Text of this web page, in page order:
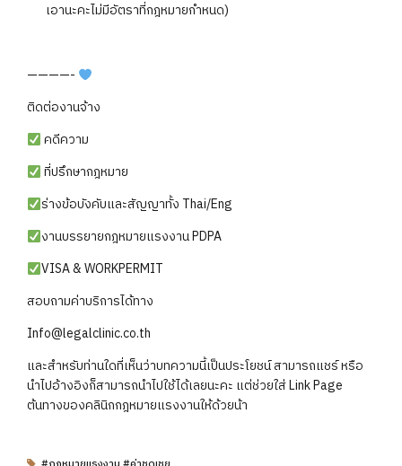
เอานะคะไม่มีอัตราที่กฎหมายกำหนด)​
————-
ติดต่องานจ้าง
คดีความ
ที่ปรึกษากฎหมาย
ร่างข้อบังคับและสัญญาทั้ง Thai/Eng
งานบรรยายกฎหมายแรงงาน PDPA
VISA & WORKPERMIT
สอบถามค่าบริการได้ทาง
Info@legalclinic.co.th
และสำหรับท่านใดที่เห็นว่าบทความนี้เป็นประโยชน์ สามารถแชร์ หรือ
นำไปอ้างอิงก็สามารถนำไปใช้ได้เลยนะคะ แต่ช่วยใส่ Link Page
ต้นทางของคลินิกกฎหมายแรงงานให้ด้วยน้า